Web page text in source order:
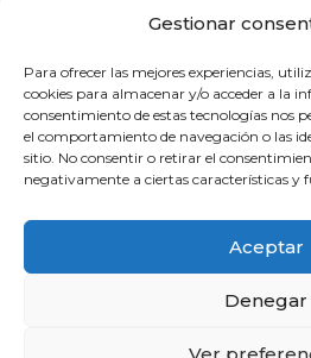
Gestionar
Para ofrecer las mejores experiencias,
cookies para almacenar y/o acceder a la
consentimiento de estas tecnologías nos
el comportamiento de navegación o las
sitio. No consentir o retirar el
negativamente a ciertas características y
Aceptar
Denegar
Ver
Copyright © 2026
Powered by